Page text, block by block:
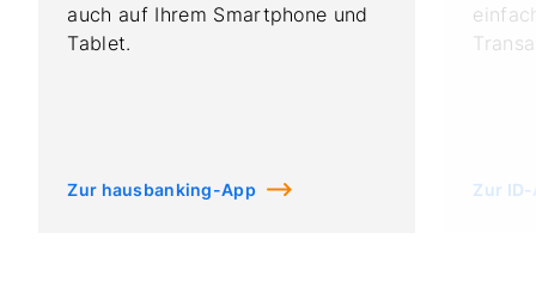
auch auf Ihrem Smartphone und
Tablet.
Zur hausbanking-App Zur